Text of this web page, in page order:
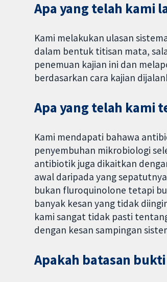
Apa yang telah kami
Kami melakukan ulasan
dalam bentuk titisan mata,
penemuan kajian ini dan
berdasarkan cara kajian
Apa yang telah kami
Kami mendapati bahawa
penyembuhan mikrobiologi
antibiotik juga dikaitkan
awal daripada yang
bukan fluroquinolone tetapi
banyak kesan yang tidak
kami sangat tidak pasti
dengan kesan sampingan
Apakah batasan